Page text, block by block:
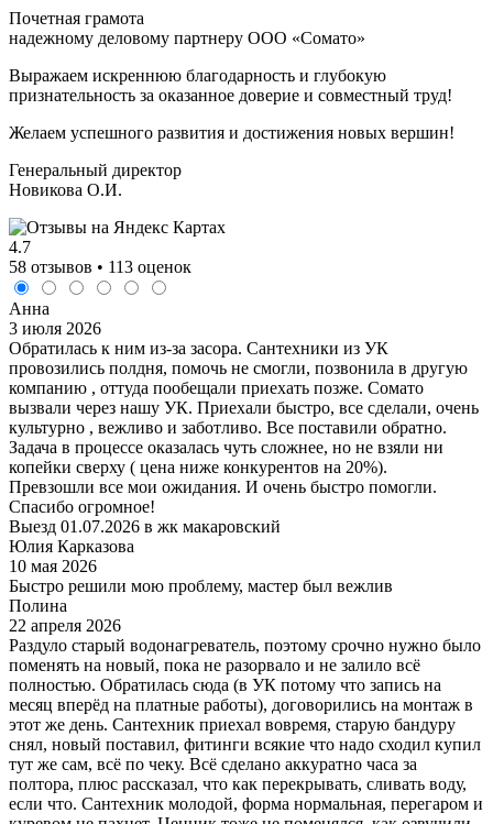
Почетная грамота
надежному деловому партнеру ООО «Сомато»
Выражаем искреннюю благодарность и глубокую
признательность за оказанное доверие и совместный труд!
Желаем успешного развития и достижения новых вершин!
Генеральный директор
Новикова О.И.
4.7
58 отзывов • 113 оценок
Анна
3 июля 2026
Обратилась к ним из-за засора. Сантехники из УК
провозились полдня, помочь не смогли, позвонила в другую
компанию , оттуда пообещали приехать позже. Сомато
вызвали через нашу УК. Приехали быстро, все сделали, очень
культурно , вежливо и заботливо. Все поставили обратно.
Задача в процессе оказалась чуть сложнее, но не взяли ни
копейки сверху ( цена ниже конкурентов на 20%).
Превзошли все мои ожидания. И очень быстро помогли.
Спасибо огромное!
Выезд 01.07.2026 в жк макаровский
Юлия Карказова
10 мая 2026
Быстро решили мою проблему, мастер был вежлив
Полина
22 апреля 2026
Раздуло старый водонагреватель, поэтому срочно нужно было
поменять на новый, пока не разорвало и не залило всё
полностью. Обратилась сюда (в УК потому что запись на
месяц вперёд на платные работы), договорились на монтаж в
этот же день. Сантехник приехал вовремя, старую бандуру
снял, новый поставил, фитинги всякие что надо сходил купил
тут же сам, всё по чеку. Всё сделано аккуратно часа за
полтора, плюс рассказал, что как перекрывать, сливать воду,
если что. Сантехник молодой, форма нормальная, перегаром и